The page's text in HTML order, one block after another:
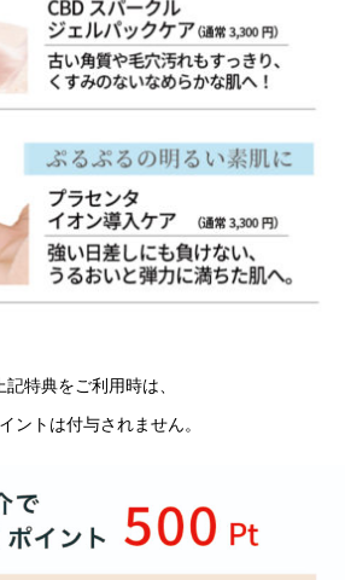
記特典をご利用時は、
ントは付与されません。